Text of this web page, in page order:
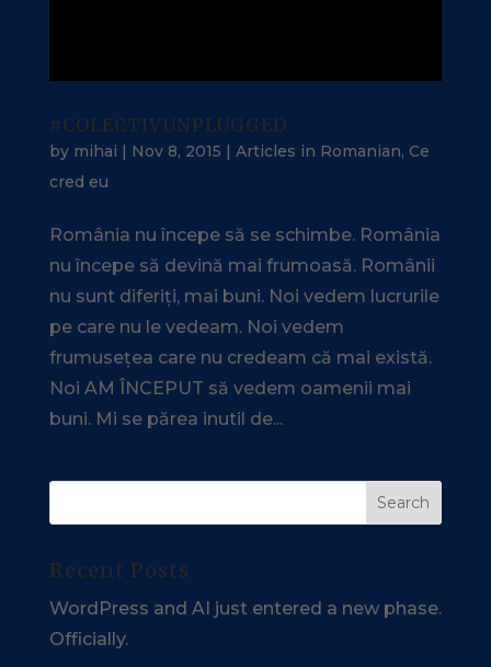
#COLECTIVUNPLUGGED
by mihai | Nov 8, 2015 | Articles in Romanian, Ce
cred eu
România nu începe să se schimbe. România
nu începe să devină mai frumoasă. Românii
nu sunt diferiți, mai buni. Noi vedem lucrurile
pe care nu le vedeam. Noi vedem
frumusețea care nu credeam că mai există.
Noi AM ÎNCEPUT să vedem oamenii mai
buni. Mi se părea inutil de...
Recent Posts
WordPress and AI just entered a new phase.
Officially.